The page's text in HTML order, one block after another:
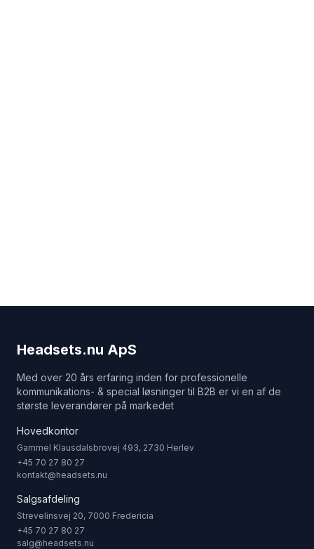
Headsets.nu ApS
Med over 20 års erfaring inden for professionelle
kommunikations- & special løsninger til B2B er vi en af de
største leverandører på markedet
Hovedkontor
Gammel Klausdalsbrovej 493, 2730 Herlev
+45 70 27 80 27
kontakt@headsets.nu
Salgsafdeling
Strevelinsvej 20, 7000 Fredericia
+45 70 27 80 27
salg@headsets.nu